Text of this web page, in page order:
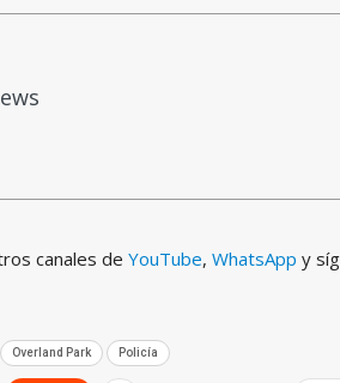
canales de YouTube, WhatsApp y
Overland Park Policía